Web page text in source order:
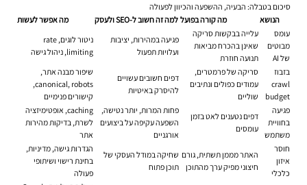
סיכום בטבלה: הבעיה, ההשפעה והכיוון לפעולה
הנושא
מה קורה בפועל למה זה חשוב ל-SEO ולעסק
מה אפשר לעשות
עומס
מבוטים
של AI
עלייה בבקשות סריקה
שאינן בהכרח מביאות
תנועה חוזרת
פגיעה במהירות, יציבות
ועלויות תפעול
ניטור לוגים, rate
limiting, ניהול גישה
בזבוז
crawl
budget
סריקה של פרמטרים,
עמודים כפולים ונתיבים
שוליים
דפים חשובים עשויים
להיסרק באיטיות
שיפור מבנה אתר,
canonical, robots,
קישורים פנימיים
פגיעה
בחוויית
משתמש
דפים נטענים לאט בזמן
עומסים
פחות המרות, יותר נטישה,
השפעה עקיפה על ביצועים
אורגניים
caching, אופטימיזציה
לשרת, בדיקות מהירות
אתר
חוסר
איזון
כלכלי
האתר מממן תשתית, גורם
חיצוני מפיק ערך מהתוכן
שחיקה במודל העסקי של
תוכן פתוח
הגדרות גישה, מדיניות,
בחינת רישוי ושיתופי
פעולה